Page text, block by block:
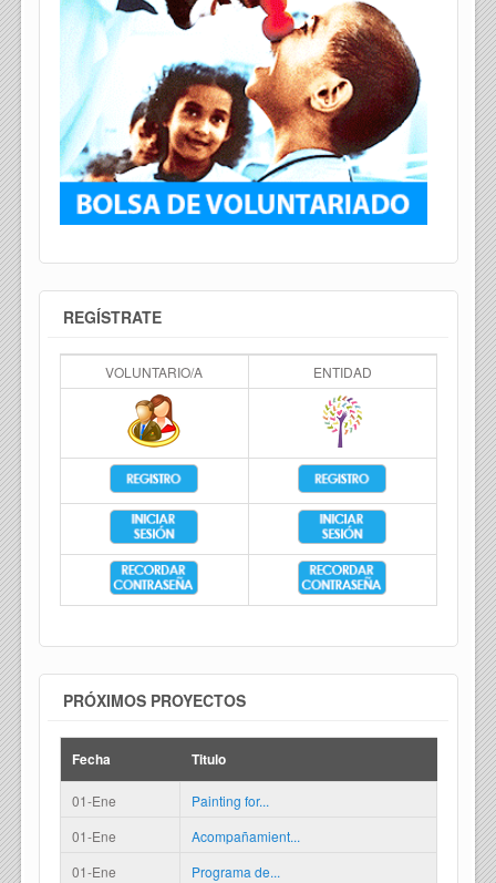
REGÍSTRATE
VOLUNTARIO/A ENTIDAD
PRÓXIMOS PROYECTOS
Fecha Titulo
01-Ene
Painting for...
01-Ene
Acompañamient...
01-Ene
Programa de...